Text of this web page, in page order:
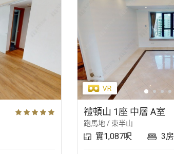
禮頓山 1座 中層 A室
跑馬地 / 東半山
實1,087呎 3房